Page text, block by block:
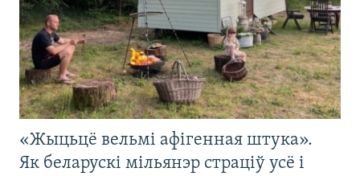
«Жыцьцё вельмі афігенная штука».
Як беларускі мільянэр страціў усё і